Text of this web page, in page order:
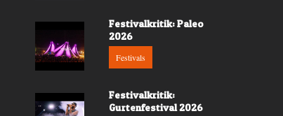
Festivalkritik: Paleo
2026
Festivals
Festivalkritik:
Gurtenfestival 2026